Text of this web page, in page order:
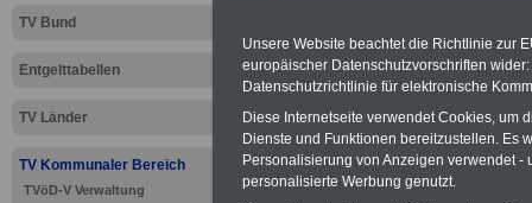
TV Bund
Entgelttabellen
TV Länder
TV Kommunaler Bereich
TVöD-V Verwaltung
Unsere Website beachtet die Richtlinie zur
europäischer Datenschutzvorschriften
Datenschutzrichtlinie für elektronische
Diese Internetseite verwendet Cookies, um
Dienste und Funktionen bereitzustellen. Es
Personalisierung von Anzeigen verwendet
personalisierte Werbung genutzt.